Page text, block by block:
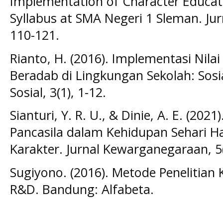
Syllabus at SMA Negeri 1 Sleman.
110-121.
Rianto, H. (2016). Implementasi
Beradab di Lingkungan Sekolah:
Sosial, 3(1), 1-12.
Sianturi, Y. R. U., & Dinie, A. E.
Pancasila dalam Kehidupan Sehari
Karakter. Jurnal Kewarganegaraan,
Sugiyono. (2016). Metode
R&D. Bandung: Alfabeta.